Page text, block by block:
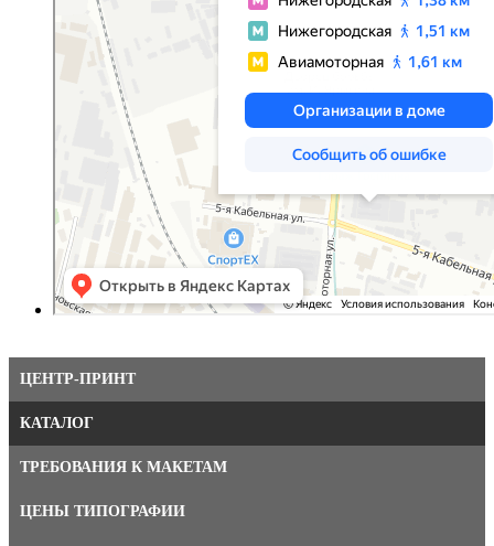
ЦЕНТР-ПРИНТ
КАТАЛОГ
ТРЕБОВАНИЯ К МАКЕТАМ
ЦЕНЫ ТИПОГРАФИИ